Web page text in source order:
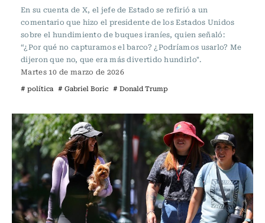
En su cuenta de X, el jefe de Estado se refirió a un
comentario que hizo el presidente de los Estados Unidos
sobre el hundimiento de buques iraníes, quien señaló:
“¿Por qué no capturamos el barco? ¿Podríamos usarlo? Me
dijeron que no, que era más divertido hundirlo".
Martes 10 de marzo de 2026
# política # Gabriel Boric # Donald Trump